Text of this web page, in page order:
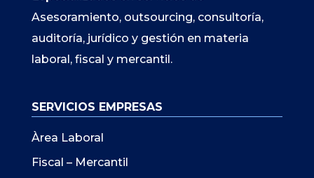
Asesoramiento, outsourcing, consultoría,
auditoría, jurídico y gestión en materia
laboral, fiscal y mercantil.
SERVICIOS EMPRESAS
Àrea Laboral
Fiscal – Mercantil